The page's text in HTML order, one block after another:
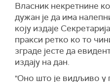
Власник некретнине
дужан је да има
коју издаје
пракси ретко ко то
зграде јесте да
издају на дан.
"Оно што је видљиво